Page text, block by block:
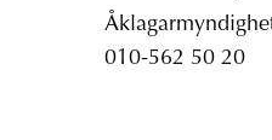
010-562 50 20